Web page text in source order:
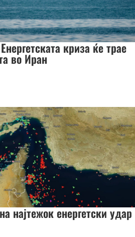
криза ќе трае
во Иран
најтежок енергетски удар